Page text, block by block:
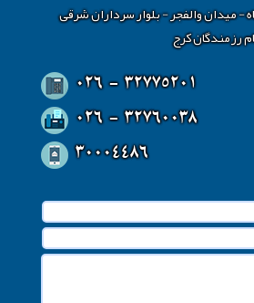
- میدان والفجر - بلوار سرداران شرقی
رزمندگان کرج
026 - 32775201
026 - 32760038
30004486